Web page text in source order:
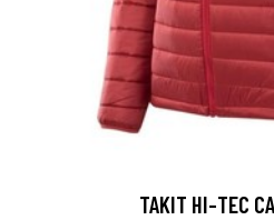
TAKIT HI-TEC